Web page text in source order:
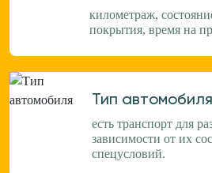
километраж,
покрытия, время на
Тип
есть транспорт для
зависимости от их
спецусловий.